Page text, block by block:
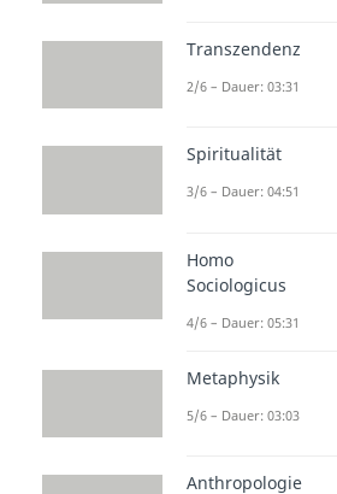
Deep
zum
(00:14)
Du brauchst
findest du 100
Gespräch auf ein
Was ist Deep
Transzendenz
2/6 – Dauer: 03:31
Spiritualität
3/6 – Dauer: 04:51
Homo
Sociologicus
4/6 – Dauer: 05:31
Metaphysik
5/6 – Dauer: 03:03
Anthropologie